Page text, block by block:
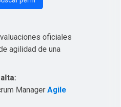
oficiales
agilidad de una
Manager Agile